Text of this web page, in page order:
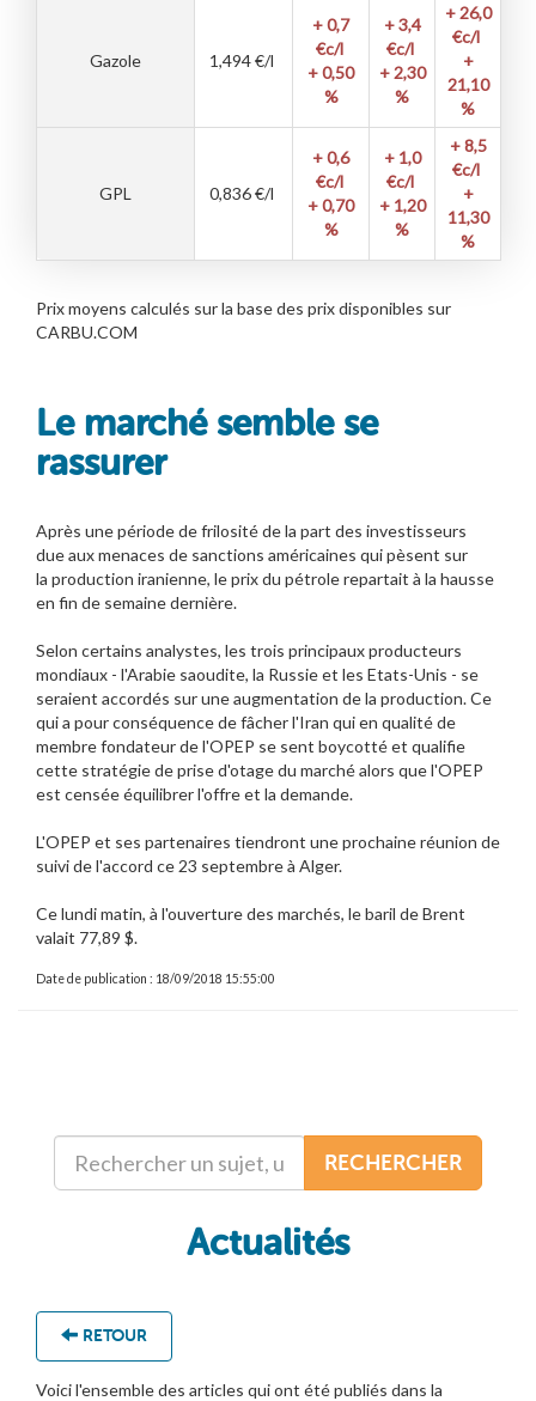
Gazole 1,494€/l
+ 0,7
€c/l
+ 0,50
%
+ 3,4
€c/l
+ 2,30
%
+ 26,0
€c/l
+
21,10
%
GPL 0,836€/l
+ 0,6
€c/l
+ 0,70
%
+ 1,0
€c/l
+ 1,20
%
+ 8,5
€c/l
+
11,30
%
Prix moyens calculés sur la base des prix disponibles sur
CARBU.COM
Le marché semble se
rassurer
Après une période de frilosité de la part des investisseurs
due aux menaces de sanctions américaines qui pèsent sur
la production iranienne, le prix du pétrole repartait à la hausse
en fin de semaine dernière.
Selon certains analystes, les trois principaux producteurs
mondiaux - l'Arabie saoudite, la Russie et les Etats-Unis - se
seraient accordés sur une augmentation de la production. Ce
qui a pour conséquence de fâcher l'Iran qui en qualité de
membre fondateur de l'OPEP se sent boycotté et qualifie
cette stratégie de prise d'otage du marché alors que l'OPEP
est censée équilibrer l'offre et la demande.
L'OPEP et ses partenaires tiendront une prochaine réunion de
suivi de l'accord ce 23 septembre à Alger.
Ce lundi matin, à l'ouverture des marchés, le baril de Brent
valait 77,89 $.
Date de publication : 18/09/2018 15:55:00
RECHERCHER
Actualités
RETOUR
Voici l'ensemble des articles qui ont été publiés dans la